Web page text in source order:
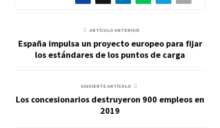
ARTÍCULO ANTERIOR
España impulsa un proyecto europeo para fijar
los estándares de los puntos de carga
SIGUIENTE ARTÍCULO
Los concesionarios destruyeron 900 empleos en
2019